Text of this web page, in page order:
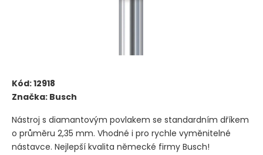
Kód:12918
Značka: Busch
Nástroj s diamantovým povlakem se standardním dříkem
o průměru 2,35 mm. Vhodné i pro rychle vyměnitelné
nástavce. Nejlepší kvalita německé firmy Busch!